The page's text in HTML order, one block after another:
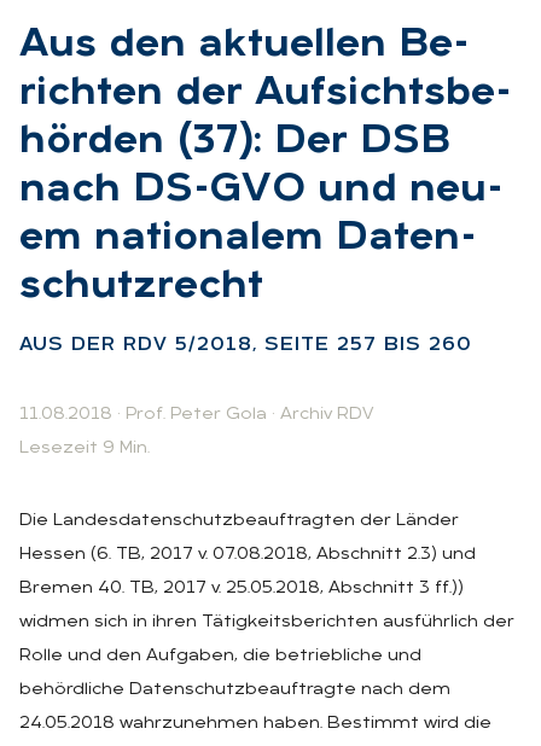
:
Aus den ak­tu­el­len Be­
rich­ten der Auf­sichts­be­
hör­den (37): Der DSB
nach DS-GVO und neu­
em na­tio­na­lem Da­ten­
schutz­recht
AUS DER RDV 5/2018, SEI­TE 257 BIS 260
11.08.2018 · Prof. Peter Gola · Archiv RDV
Lesezeit 9 Min.
Die Landesdatenschutzbeauftragten der Länder
Hessen (6. TB, 2017 v. 07.08.2018, Abschnitt 2.3) und
Bremen 40. TB, 2017 v. 25.05.2018, Abschnitt 3 ff.))
widmen sich in ihren Tätigkeitsberichten ausführlich der
Rolle und den Aufgaben, die betriebliche und
behördliche Datenschutzbeauftragte nach dem
24.05.2018 wahrzunehmen haben. Bestimmt wird die